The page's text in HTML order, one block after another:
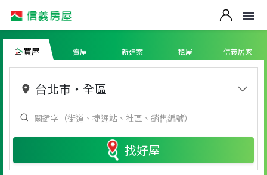
買屋 賣屋 新建案 租屋 信義居家
台北市 ・ 全區
找好屋